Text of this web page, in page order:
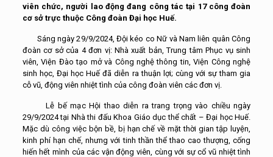
viên chức, người lao động đang công tác tại 17 công đoàn
cơ sở trực thuộc Công đoàn Đại học Huế.
Sáng ngày 29/9/2024, Đội kéo co Nữ và Nam liên quân Công
đoàn cơ sở của 4 đơn vị: Nhà xuất bản, Trung tâm Phục vụ sinh
viên, Viện Đào tạo mở và Công nghệ thông tin, Viện Công nghệ
sinh học, Đại học Huế đã diễn ra thuận lợi; cùng với sự tham gia
cỗ vũ, động viên nhiệt tình của công đoàn viên các đơn vị.
Lễ bế mạc Hội thao diễn ra trang trọng vào chiều ngày
29/9/2024 tại Nhà thi đấu Khoa Giáo dục thể chất – Đại học Huế.
Mặc dù công việc bộn bề, bị hạn chế về mặt thời gian tập luyện,
kinh phí hạn chế, nhưng với tinh thần thể thao cao thượng, cống
hiến hết mình của các vận động viên, cùng với sự cổ vũ nhiệt tình